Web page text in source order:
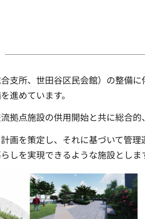
支所、世田谷区民会館）の整備
進めています。
拠点施設の供用開始と共に総合
画を策定し、それに基づいて管
しを実現できるような施設としま